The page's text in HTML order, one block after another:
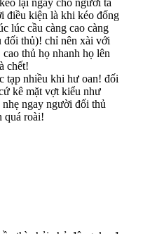
điều kiện là khi kéo đống
lúc cầu càng cao càng
đối thủ)! chỉ nên xài với
thủ họ nhanh họ lên
chết!
tạp nhiều khi hư oan! đối
kê mặt vợt kiểu như
ngay người đối thủ
quá roài!